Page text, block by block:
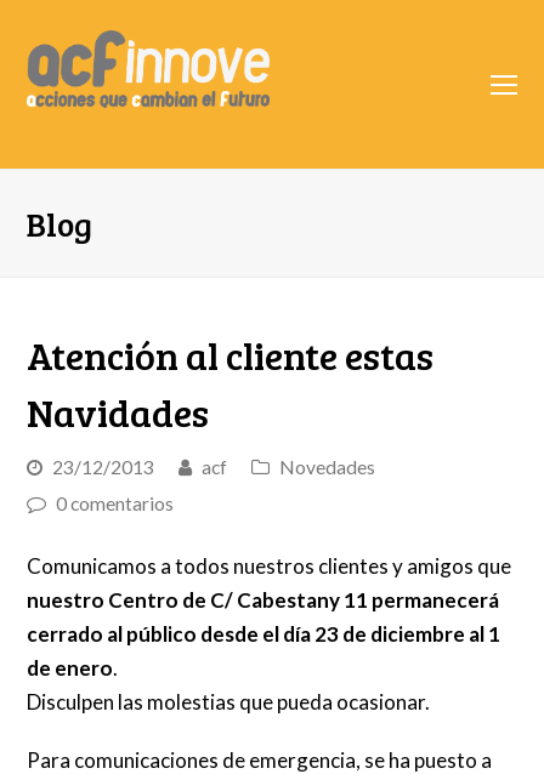
Blog
Atención al cliente estas
Navidades
23/12/2013 acf
Novedades
0 comentarios
Comunicamos a todos nuestros clientes y amigos que
nuestro Centro de C/ Cabestany 11 permanecerá
cerrado al público desde el día 23 de diciembre al 1
de enero.
Disculpen las molestias que pueda ocasionar.
Para comunicaciones de emergencia, se ha puesto a